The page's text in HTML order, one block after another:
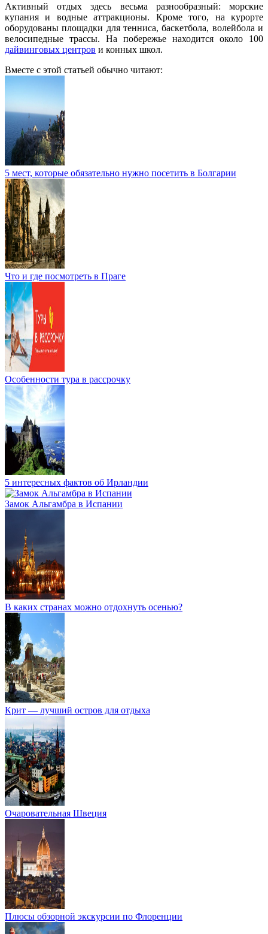
Активный отдых здесь весьма разнообразный: морские
купания и водные аттракционы. Кроме того, на курорте
оборудованы площадки для тенниса, баскетбола, волейбола и
велосипедные трассы. На побережье находится около 100
дайвинговых центров и конных школ.
Вместе с этой статьей обычно читают:
5 мест, которые обязательно нужно посетить в Болгарии
Что и где посмотреть в Праге
Особенности тура в рассрочку
5 интересных фактов об Ирландии
Замок Альгамбра в Испании
В каких странах можно отдохнуть осенью?
Крит — лучший остров для отдыха
Очаровательная Швеция
Плюсы обзорной экскурсии по Флоренции